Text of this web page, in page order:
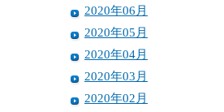
2020年06月
2020年05月
2020年04月
2020年03月
2020年02月